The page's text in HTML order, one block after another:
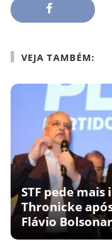
VEJA TAMBÉM:
STF pede
Thronicke
Flávio